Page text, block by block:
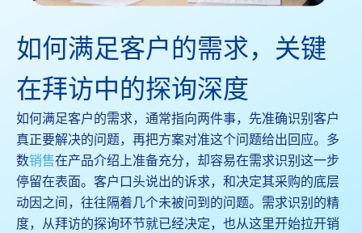
如何满足客户的需求，关键
在拜访中的探询深度
如何满足客户的需求，通常指向两件事，先准确识别客户
真正要解决的问题，再把方案对准这个问题给出回应。多
数销售在产品介绍上准备充分，却容易在需求识别这一步
停留在表面。客户口头说出的诉求，和决定其采购的底层
动因之间，往往隔着几个未被问到的问题。需求识别的精
度，从拜访的探询环节就已经决定，也从这里开始拉开销